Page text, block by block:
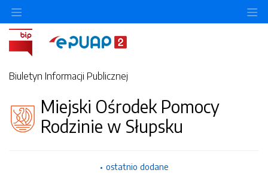
Biuletyn Informacji Publicznej
Miejski Ośrodek Pomocy
Rodzinie w Słupsku
ostatnio dodane